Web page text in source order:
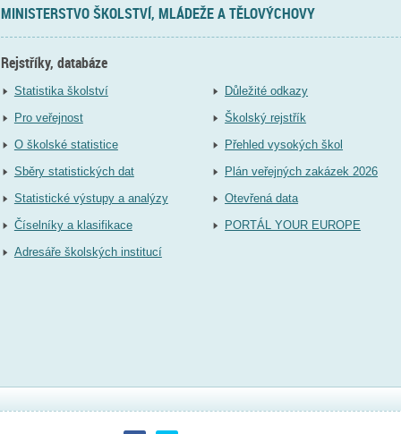
MINISTERSTVO ŠKOLSTVÍ, MLÁDEŽE A TĚLOVÝCHOVY
Rejstříky, databáze
Statistika školství
Pro veřejnost
O školské statistice
Sběry statistických dat
Statistické výstupy a analýzy
Číselníky a klasifikace
Adresáře školských institucí
Důležité odkazy
Školský rejstřík
Přehled vysokých škol
Plán veřejných zakázek 2026
Otevřená data
PORTÁL YOUR EUROPE